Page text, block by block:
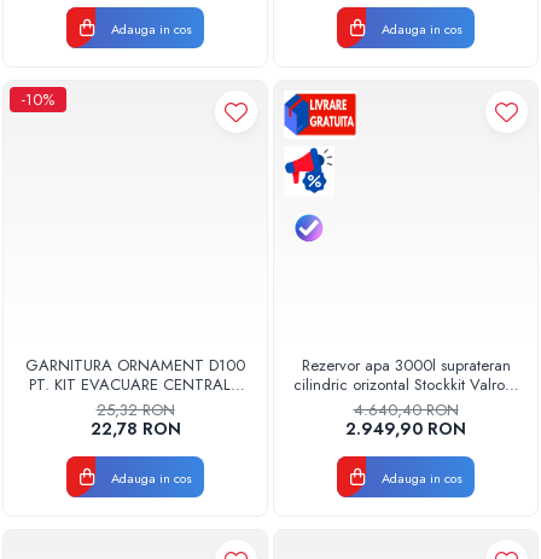
Adauga in cos Adauga in cos
-10%
GARNITURA ORNAMENT D100
PT. KIT EVACUARE CENTRALA
FGGE100
25,32 RON
22,78 RON
Adauga in cos
Rezervor apa 3000l suprateran
cilindric orizontal Stockkit Valrom
49013000001
4.640,40 RON
2.949,90 RON
Adauga in cos